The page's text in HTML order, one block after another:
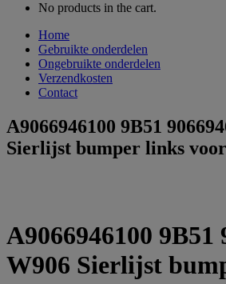
No products in the cart.
Home
Gebruikte onderdelen
Ongebruikte onderdelen
Verzendkosten
Contact
A9066946100 9B51
Sierlijst bumper links voor
A9066946100 9B51
W906 Sierlijst